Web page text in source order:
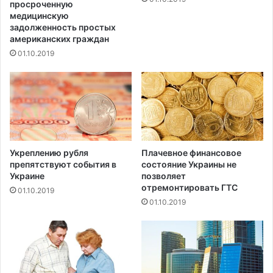
р
о
н
е
н
я
ю
д
е
й
р
а
в
я
т
с
р
и
ю
просроченную
медицинскую
задолженность простых
американских граждан
01.10.2019
Укреплению рубля
препятствуют события в
Украине
01.10.2019
Плачевное финансовое
состояние Украины не
позволяет
отремонтировать ГТС
01.10.2019